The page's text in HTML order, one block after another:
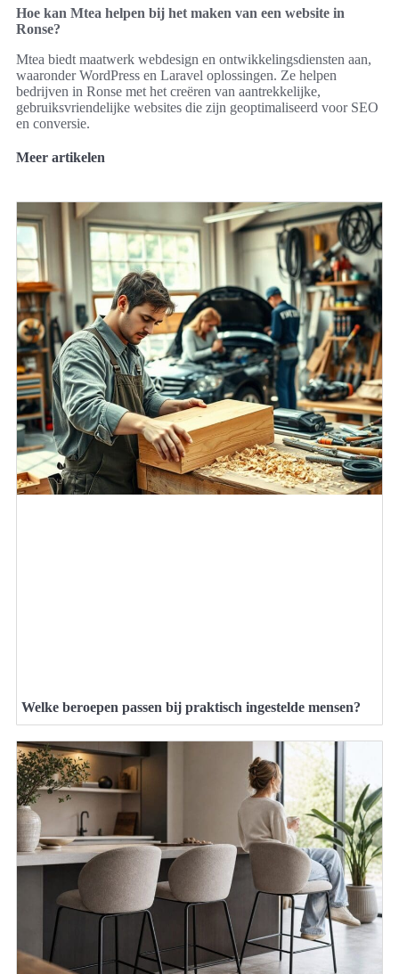
Hoe kan Mtea helpen bij het maken van een website in
Ronse?
Mtea biedt maatwerk webdesign en ontwikkelingsdiensten aan,
waaronder WordPress en Laravel oplossingen. Ze helpen
bedrijven in Ronse met het creëren van aantrekkelijke,
gebruiksvriendelijke websites die zijn geoptimaliseerd voor SEO
en conversie.
Meer artikelen
Welke beroepen passen bij praktisch ingestelde mensen?